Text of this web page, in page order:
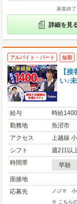
募集終
詳細を見
アルバイト・パート 短期
【
い♪
給与
時給
勤務地
魚沼市
アクセス
上越線
シフト
週2日以
時間帯
早朝
面接地
応募先
ノジマ 小
※ こちら